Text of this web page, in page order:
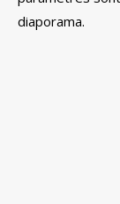
diaporama.